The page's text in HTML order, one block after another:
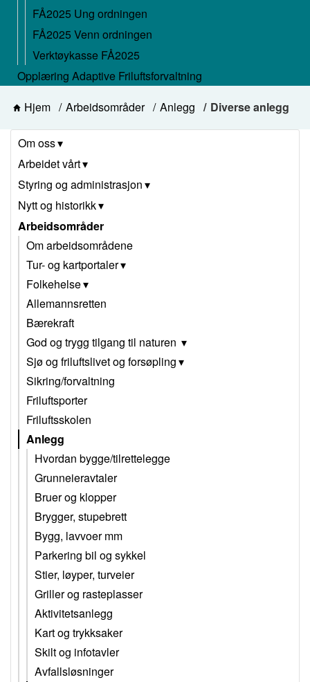
FÅ2025 Ung ordningen
FÅ2025 Venn ordningen
Verktøykasse FÅ2025
Opplæring Adaptive Friluftsforvaltning
Hjem
Arbeidsområder Anlegg Diverse anlegg
Om oss
Arbeidet vårt
Styring og administrasjon
Nytt og historikk
Arbeidsområder
Om arbeidsområdene
Tur- og kartportaler
Folkehelse
Allemannsretten
Bærekraft
God og trygg tilgang til naturen
Sjø og friluftslivet og forsøpling
Sikring/forvaltning
Friluftsporter
Friluftsskolen
Anlegg
Hvordan bygge/tilrettelegge
Grunneieravtaler
Bruer og klopper
Brygger, stupebrett
Bygg, lavvoer mm
Parkering bil og sykkel
Stier, løyper, turveier
Griller og rasteplasser
Aktivitetsanlegg
Kart og trykksaker
Skilt og infotavler
Avfallsløsninger